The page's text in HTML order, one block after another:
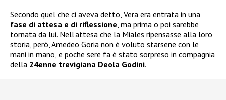
Secondo quel che ci aveva detto, Vera era entrata in una
fase di attesa e di riflessione, ma prima o poi sarebbe
tornata da lui. Nell’attesa che la Miales ripensasse alla loro
storia, però, Amedeo Goria non è voluto starsene con le
mani in mano, e poche sere fa è stato sorpreso in compagnia
della 24enne trevigiana Deola Godini.